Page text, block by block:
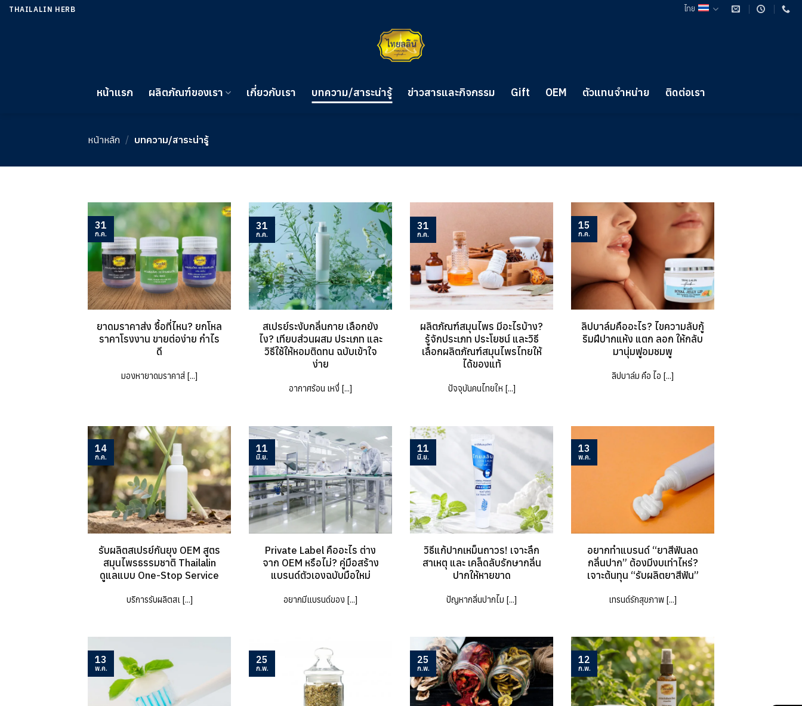
ข้ามTHAILALIN HERB ไทย
หน้าแรก ผลิตภัณฑ์ของเรา เกี่ยวกับเรา บทความ/สาระน่ารู้ ข่าวสารและกิจกรรม Gift OEM ตัวแทนจำหน่าย ติดต่อเรา
หน้าหลัก / บทความ/สาระน่ารู้
ยาดมราคาส่ง ซื้อที่ไหน? ยกโหล
ราคาโรงงาน ขายต่อง่าย กำไร
ดี
มองหายาดมราคาส่ [...]
31
ก.ค.
สเปรย์ระงับกลิ่นกาย เลือกยัง
ไง? เทียบส่วนผสม ประเภท และ
วิธีใช้ให้หอมติดทน ฉบับเข้าใจ
ง่าย
อากาศร้อน เหงื่ [...]
31
ก.ค.
ผลิตภัณฑ์สมุนไพร มีอะไรบ้าง?
รู้จักประเภท ประโยชน์ และวิธี
เลือกผลิตภัณฑ์สมุนไพรไทยให้
ได้ของแท้
ปัจจุบันคนไทยให [...]
31
ก.ค.
ลิปบาล์มคืออะไร? ไขความลับกู้
ริมฝีปากแห้ง แตก ลอก ให้กลับ
มานุ่มฟูอมชมพู
ลิปบาล์ม คือ ไอ [...]
15
ก.ค.
รับผลิตสเปรย์กันยุง OEM สูตร
สมุนไพรธรรมชาติ Thailalin
ดูแลแบบ One-Stop Service
บริการรับผลิตสเ [...]
14
ก.ค.
Private Label คืออะไร ต่าง
จาก OEM หรือไม่? คู่มือสร้าง
แบรนด์ตัวเองฉบับมือใหม่
อยากมีแบรนด์ของ [...]
11
มิ.ย.
วิธีแก้ปากเหม็นถาวร! เจาะลึก
สาเหตุ และ เคล็ดลับรักษากลิ่น
ปากให้หายขาด
ปัญหากลิ่นปากไม [...]
11
มิ.ย.
อยากทำแบรนด์ “ยาสีฟันลด
กลิ่นปาก” ต้องมีงบเท่าไหร่?
เจาะต้นทุน “รับผลิตยาสีฟัน”
เทรนด์รักสุขภาพ [...]
13
พ.ค.
13
พ.ค.
25
ก.พ.
25
ก.พ.
12
ก.พ.